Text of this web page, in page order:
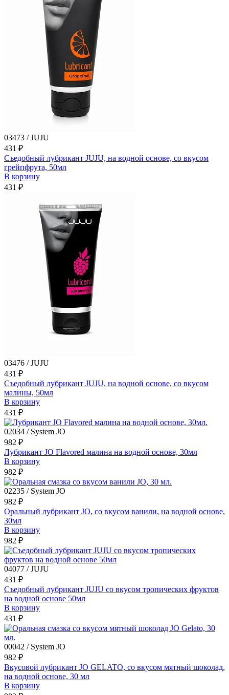
03473 / JUJU
431 ₽
Съедобный лубрикант JUJU, на водной основе, со вкусом
грейпфрута, 50мл
В корзину
431 ₽
03476 / JUJU
431 ₽
Съедобный лубрикант JUJU, на водной основе, со вкусом
малины, 50мл
В корзину
431 ₽
02034 / System JO
982 ₽
Лубрикант JO Flavored малина на водной основе, 30мл
В корзину
982 ₽
02235 / System JO
982 ₽
Оральный лубрикант JO, со вкусом ванили, на водной основе,
30мл
В корзину
982 ₽
04077 / JUJU
431 ₽
Съедобный лубрикант JUJU со вкусом тропических фруктов
на водной основе 50мл
В корзину
431 ₽
00042 / System JO
982 ₽
Вкусовой лубрикант JO GELATO, со вкусом мятный шоколад,
на водной основе, 30 мл
В корзину